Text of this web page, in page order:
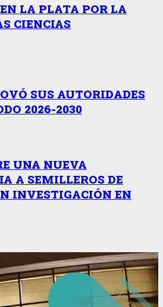
LA PLATA POR LA
CIENCIAS
SUS AUTORIDADES
2026-2030
UNA NUEVA
A SEMILLEROS DE
INVESTIGACIÓN EN